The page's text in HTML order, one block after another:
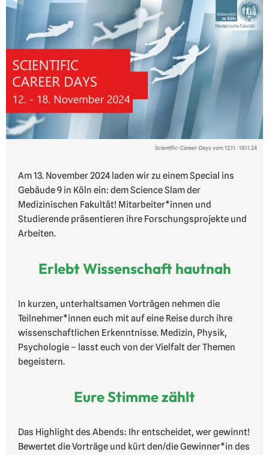
Scientific-Career-Days vom 12.11.-18.11.24
Am 13. November 2024 laden wir zu einem Special ins
Gebäude 9 in Köln ein: dem Science Slam der
Medizinischen Fakultät! Mitarbeiter*innen und
Studierende präsentieren ihre Forschungsprojekte und
Arbeiten.
Erlebt Wissenschaft hautnah
In kurzen, unterhaltsamen Vorträgen nehmen die
Teilnehmer*innen euch mit auf eine Reise durch ihre
wissenschaftlichen Erkenntnisse. Medizin, Physik,
Psychologie – lasst euch von der Vielfalt der Themen
begeistern.
Eure Stimme zählt
Das Highlight des Abends: Ihr entscheidet, wer gewinnt!
Bewertet die Vorträge und kürt den/die Gewinner*in des